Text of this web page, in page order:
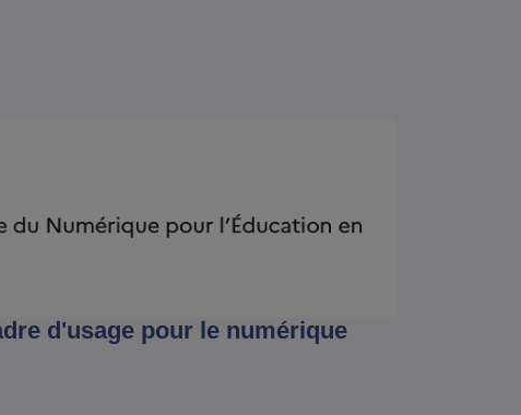
d'usage pour le numérique